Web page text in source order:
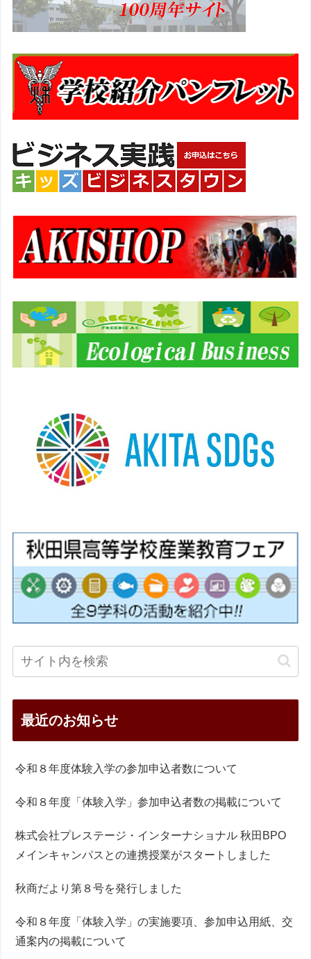
最近のお知らせ
令和８年度体験入学の参加申込者数について
令和８年度「体験入学」参加申込者数の掲載について
株式会社プレステージ・インターナショナル 秋田BPO
メインキャンパスとの連携授業がスタートしました
秋商だより第８号を発行しました
令和８年度「体験入学」の実施要項、参加申込用紙、交
通案内の掲載について